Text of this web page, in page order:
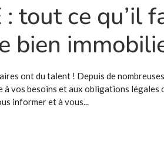
: tout ce qu’il
bien
ont du talent ! Depuis de
à vos besoins et aux obligations
informer et à vous...